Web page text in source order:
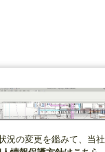
況の変更を鑑みて、当